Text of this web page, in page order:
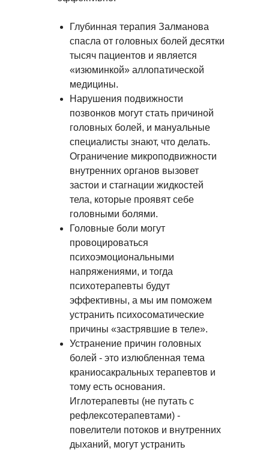
Глубинная терапия Залманова
спасла от головных болей десятки
тысяч пациентов и является
«изюминкой» аллопатической
медицины.
Нарушения подвижности
позвонков могут стать причиной
головных болей, и мануальные
специалисты знают, что делать.
Ограничение микроподвижности
внутренних органов вызовет
застои и стагнации жидкостей
тела, которые проявят себе
головными болями.
Головные боли могут
провоцироваться
психоэмоциональными
напряжениями, и тогда
психотерапевты будут
эффективны, а мы им поможем
устранить психосоматические
причины «застрявшие в теле».
Устранение причин головных
болей - это излюбленная тема
краниосакральных терапевтов и
тому есть основания.
Иглотерапевты (не путать с
рефлексотерапевтами) -
повелители потоков и внутренних
дыханий, могут устранить